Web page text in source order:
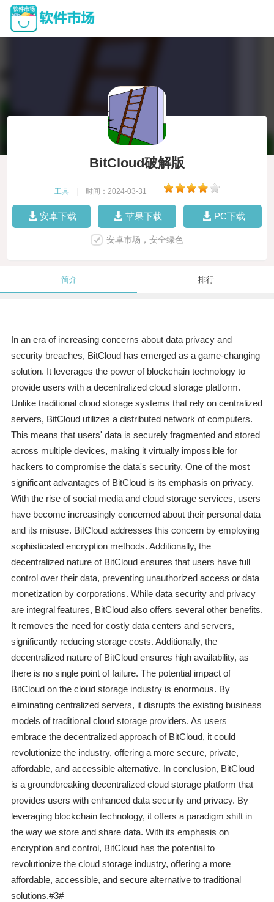
BitCloud破解版
工具 时间：2024-03-31
安卓下载 苹果下载 PC下载
安卓市场，安全绿色
简介 排行
In an era of increasing concerns about data privacy and
security breaches, BitCloud has emerged as a game-changing
solution. It leverages the power of blockchain technology to
provide users with a decentralized cloud storage platform.
Unlike traditional cloud storage systems that rely on centralized
servers, BitCloud utilizes a distributed network of computers.
This means that users' data is securely fragmented and stored
across multiple devices, making it virtually impossible for
hackers to compromise the data's security. One of the most
significant advantages of BitCloud is its emphasis on privacy.
With the rise of social media and cloud storage services, users
have become increasingly concerned about their personal data
and its misuse. BitCloud addresses this concern by employing
sophisticated encryption methods. Additionally, the
decentralized nature of BitCloud ensures that users have full
control over their data, preventing unauthorized access or data
monetization by corporations. While data security and privacy
are integral features, BitCloud also offers several other benefits.
It removes the need for costly data centers and servers,
significantly reducing storage costs. Additionally, the
decentralized nature of BitCloud ensures high availability, as
there is no single point of failure. The potential impact of
BitCloud on the cloud storage industry is enormous. By
eliminating centralized servers, it disrupts the existing business
models of traditional cloud storage providers. As users
embrace the decentralized approach of BitCloud, it could
revolutionize the industry, offering a more secure, private,
affordable, and accessible alternative. In conclusion, BitCloud
is a groundbreaking decentralized cloud storage platform that
provides users with enhanced data security and privacy. By
leveraging blockchain technology, it offers a paradigm shift in
the way we store and share data. With its emphasis on
encryption and control, BitCloud has the potential to
revolutionize the cloud storage industry, offering a more
affordable, accessible, and secure alternative to traditional
solutions.#3#